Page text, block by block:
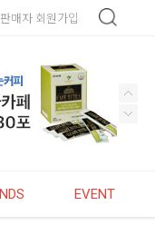
판매자 회원가입
EVENT